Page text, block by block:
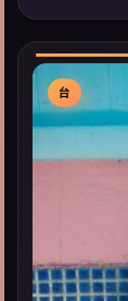
高分佳作，
台